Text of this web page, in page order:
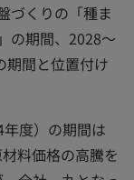
づくりの「種ま
の期間、2028～
期間と位置付け
度）の期間は
料価格の高騰を